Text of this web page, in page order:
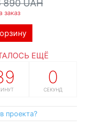
890 UAH
заказ
ЕЩЁ
59
СЕКУНД
проекта?